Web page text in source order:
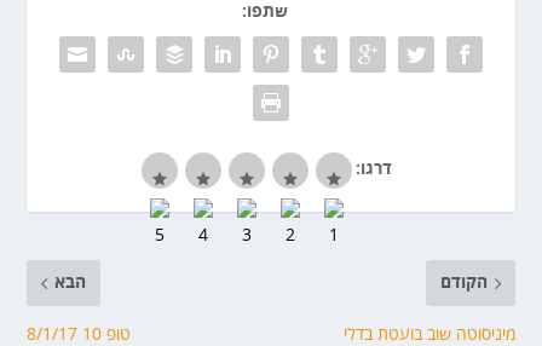
שתפו:
דרגו:
הקודם
מיניסוטה שוב בועטת בדלי
הבא
טופ 10 8/1/17